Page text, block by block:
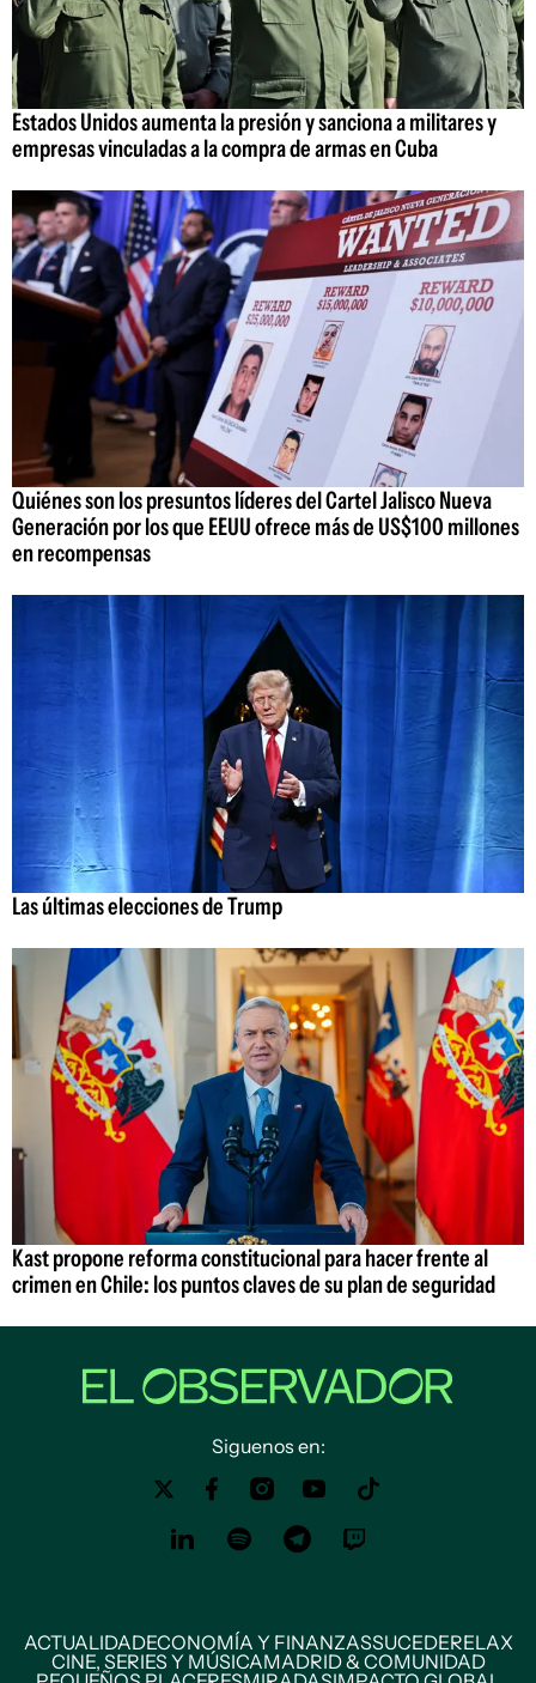
Estados Unidos aumenta la presión y sanciona a militares y
empresas vinculadas a la compra de armas en Cuba
Quiénes son los presuntos líderes del Cartel Jalisco Nueva
Generación por los que EEUU ofrece más de US$100 millones
en recompensas
Las últimas elecciones de Trump
Kast propone reforma constitucional para hacer frente al
crimen en Chile: los puntos claves de su plan de seguridad
Siguenos en:
ACTUALIDADECONOMÍA Y FINANZASSUCEDERELAX
CINE, SERIES Y MÚSICAMADRID & COMUNIDAD